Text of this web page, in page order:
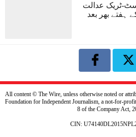
ٹریک عدالت
ہفتے بھر بعد
All content © The Wire, unless otherwise noted or
Foundation for Independent Journalism, a not-for-
8 of the Company Act,
CIN: